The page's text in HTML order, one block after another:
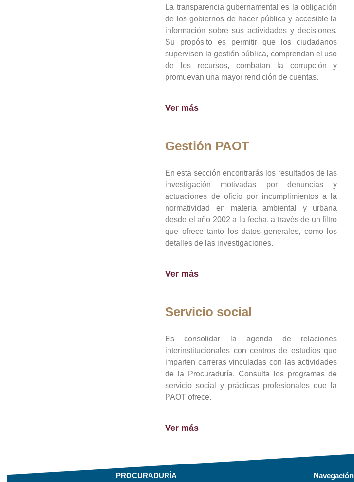
La transparencia gubernamental es la obligación
de los gobiernos de hacer pública y accesible la
información sobre sus actividades y decisiones.
Su propósito es permitir que los ciudadanos
supervisen la gestión pública, comprendan el uso
de los recursos, combatan la corrupción y
promuevan una mayor rendición de cuentas.
Ver más
Gestión PAOT
En esta sección encontrarás los resultados de las
investigación motivadas por denuncias y
actuaciones de oficio por incumplimientos a la
normatividad en materia ambiental y urbana
desde el año 2002 a la fecha, a través de un filtro
que ofrece tanto los datos generales, como los
detalles de las investigaciones.
Ver más
Servicio social
Es consolidar la agenda de relaciones
interinstitucionales con centros de estudios que
imparten carreras vinculadas con las actividades
de la Procuraduría, Consulta los programas de
servicio social y prácticas profesionales que la
PAOT ofrece.
Ver más
PROCURADURÍA Navegación